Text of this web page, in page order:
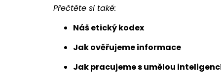
Přečtěte si také:
Náš etický kodex
Jak ověřujeme informace
Jak pracujeme s umělou